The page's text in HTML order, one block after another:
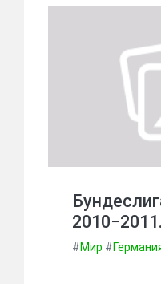
#Мир #